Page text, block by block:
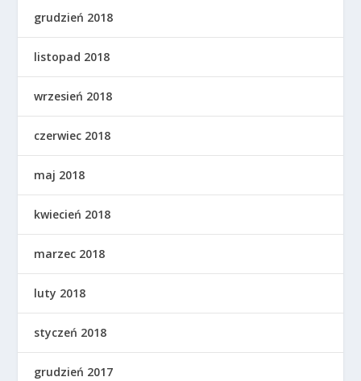
grudzień 2018
listopad 2018
wrzesień 2018
czerwiec 2018
maj 2018
kwiecień 2018
marzec 2018
luty 2018
styczeń 2018
grudzień 2017